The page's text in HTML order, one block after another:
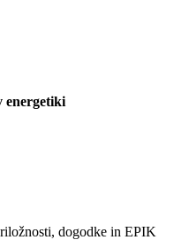
energetiki
dogodke in EPIK